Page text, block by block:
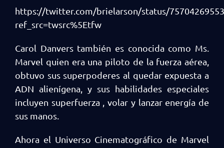
https://twitter.com/brielarson/status/
ref_src=twsrc%5Etfw
Carol Danvers también es conocida como Ms.
Marvel quien era una piloto de la fuerza aérea,
obtuvo sus superpoderes al quedar expuesta a
ADN alienígena, y sus habilidades especiales
incluyen superfuerza , volar y lanzar energía de
sus manos.
Ahora el Universo Cinematográfico de Marvel